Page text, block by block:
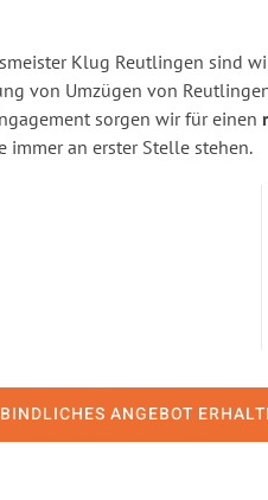
Klug Reutlingen sind
von Umzügen von
sorgen wir für einen
immer an erster Stelle stehen.
ANGEBOT